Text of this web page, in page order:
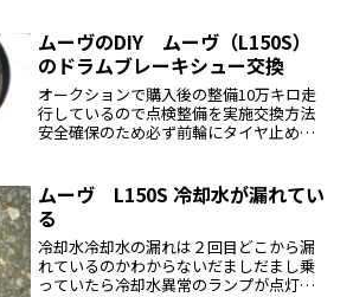
44B30Lアマゾンでバッテリーを物色して
いたら...
ムーヴのDIY ムーヴ（L150S）
のドラムブレーキシュー交換
オークションで購入後の整備10万キロ走
行しているので点検整備を実施交換方法
安全確保のため必ず前輪にタイヤ止めを
除しておく(絶対に忘れないように)ドラム
は金槌で叩く...
ムーヴ L150S 冷却水が漏れてい
る
冷却水冷却水の漏れは２回目どこから漏
れているのかわからないだましだまし乗
っていたら冷却水異常のランプが点灯し